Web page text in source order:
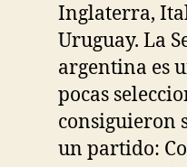
Inglaterra,
Uruguay. La
argentina es
pocas
consiguieron
un partido: